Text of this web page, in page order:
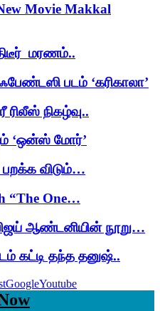
Movie Makkal
மரணம்..
படம் ‘கரிகாலா’
ரிலீஸ் நிகழ்வு..
‘ஒன்ஸ் மோர்’
பறக்க விடும்…
“The One…
ஆண்டனியின் நூறு…
கட்டி தந்த தனுஷ்..
GoogleYoutube